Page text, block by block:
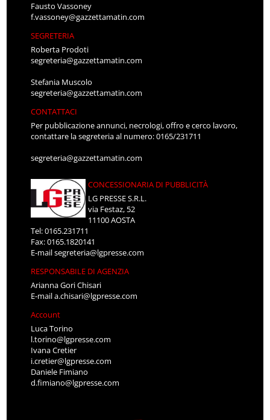
Fausto Vassoney
f.vassoney@gazzettamatin.com
SEGRETERIA
Roberta Prodoti
segreteria@gazzettamatin.com
Stefania Muscolo
segreteria@gazzettamatin.com
CONTATTACI
Per pubblicazione annunci, necrologi, offro e cerco lavoro,
contattare la segreteria al numero: 0165/231711
segreteria@gazzettamatin.com
CONCESSIONARIA DI PUBBLICITÀ
LG PRESSE S.R.L.
via Festaz, 52
11100 AOSTA
Tel: 0165.231711
Fax: 0165.1820141
E-mailsegreteria@lgpresse.com
RESPONSABILE DI AGENZIA
Arianna Gori Chisari
E-maila.chisari@lgpresse.com
Account
Luca Torino
l.torino@lgpresse.com
Ivana Cretier
i.cretier@lgpresse.com
Daniele Fimiano
d.fimiano@lgpresse.com